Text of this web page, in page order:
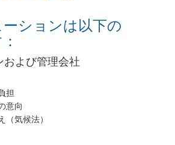
ションは以下の
よび管理会社
担
意向
（気候法）